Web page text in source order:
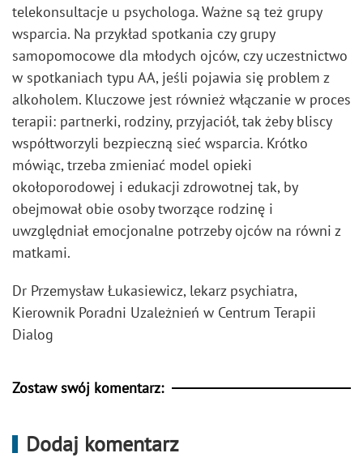
telekonsultacje u psychologa. Ważne są też grupy
wsparcia. Na przykład spotkania czy grupy
samopomocowe dla młodych ojców, czy uczestnictwo
w spotkaniach typu AA, jeśli pojawia się problem z
alkoholem. Kluczowe jest również włączanie w proces
terapii: partnerki, rodziny, przyjaciół, tak żeby bliscy
współtworzyli bezpieczną sieć wsparcia. Krótko
mówiąc, trzeba zmieniać model opieki
okołoporodowej i edukacji zdrowotnej tak, by
obejmował obie osoby tworzące rodzinę i
uwzględniał emocjonalne potrzeby ojców na równi z
matkami.
Dr Przemysław Łukasiewicz, lekarz psychiatra,
Kierownik Poradni Uzależnień w Centrum Terapii
Dialog
Zostaw swój komentarz:
Dodaj komentarz